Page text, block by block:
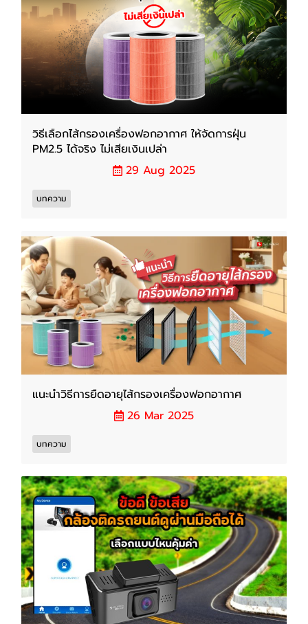
วิธีเลือกไส้กรองเครื่องฟอกอากาศ ให้จัดการฝุ่น
PM2.5 ได้จริง ไม่เสียเงินเปล่า
29 Aug 2025
บทความ
แนะนำวิธีการยืดอายุไส้กรองเครื่องฟอกอากาศ
26 Mar 2025
บทความ